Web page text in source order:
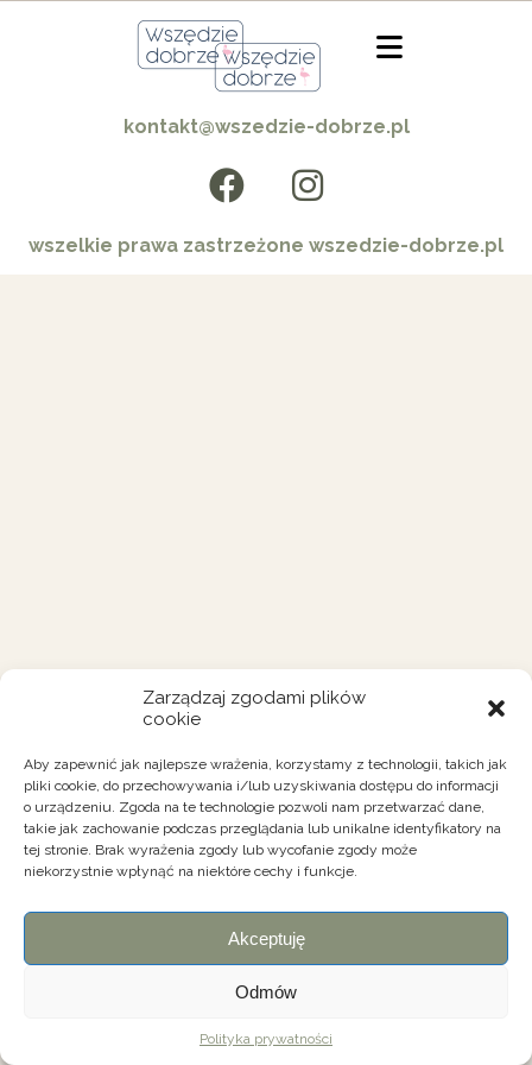
Zarządzaj zgodami plików
cookie
Aby zapewnić jak najlepsze wrażenia, korzystamy z technologii, takich jak
pliki cookie, do przechowywania i/lub uzyskiwania dostępu do informacji
o urządzeniu. Zgoda na te technologie pozwoli nam przetwarzać dane,
takie jak zachowanie podczas przeglądania lub unikalne identyfikatory na
tej stronie. Brak wyrażenia zgody lub wycofanie zgody może
niekorzystnie wpłynąć na niektóre cechy i funkcje.
Akceptuję
Odmów
Polityka prywatności
kontakt@wszedzie-dobrze.pl
wszelkie prawa zastrzeżone wszedzie-dobrze.pl